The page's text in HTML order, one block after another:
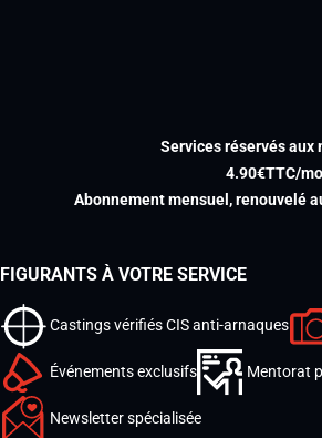
Services réservés aux
4.90€TTC/
Abonnement mensuel, renouvelé
FIGURANTS À VOTRE SERVICE
Castings vérifiés CIS anti-arnaques
Événements exclusifs Mentorat
Newsletter spécialisée